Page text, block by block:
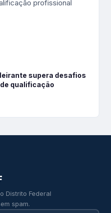
supera desafios
qualificação
Distrito Federal
spam.